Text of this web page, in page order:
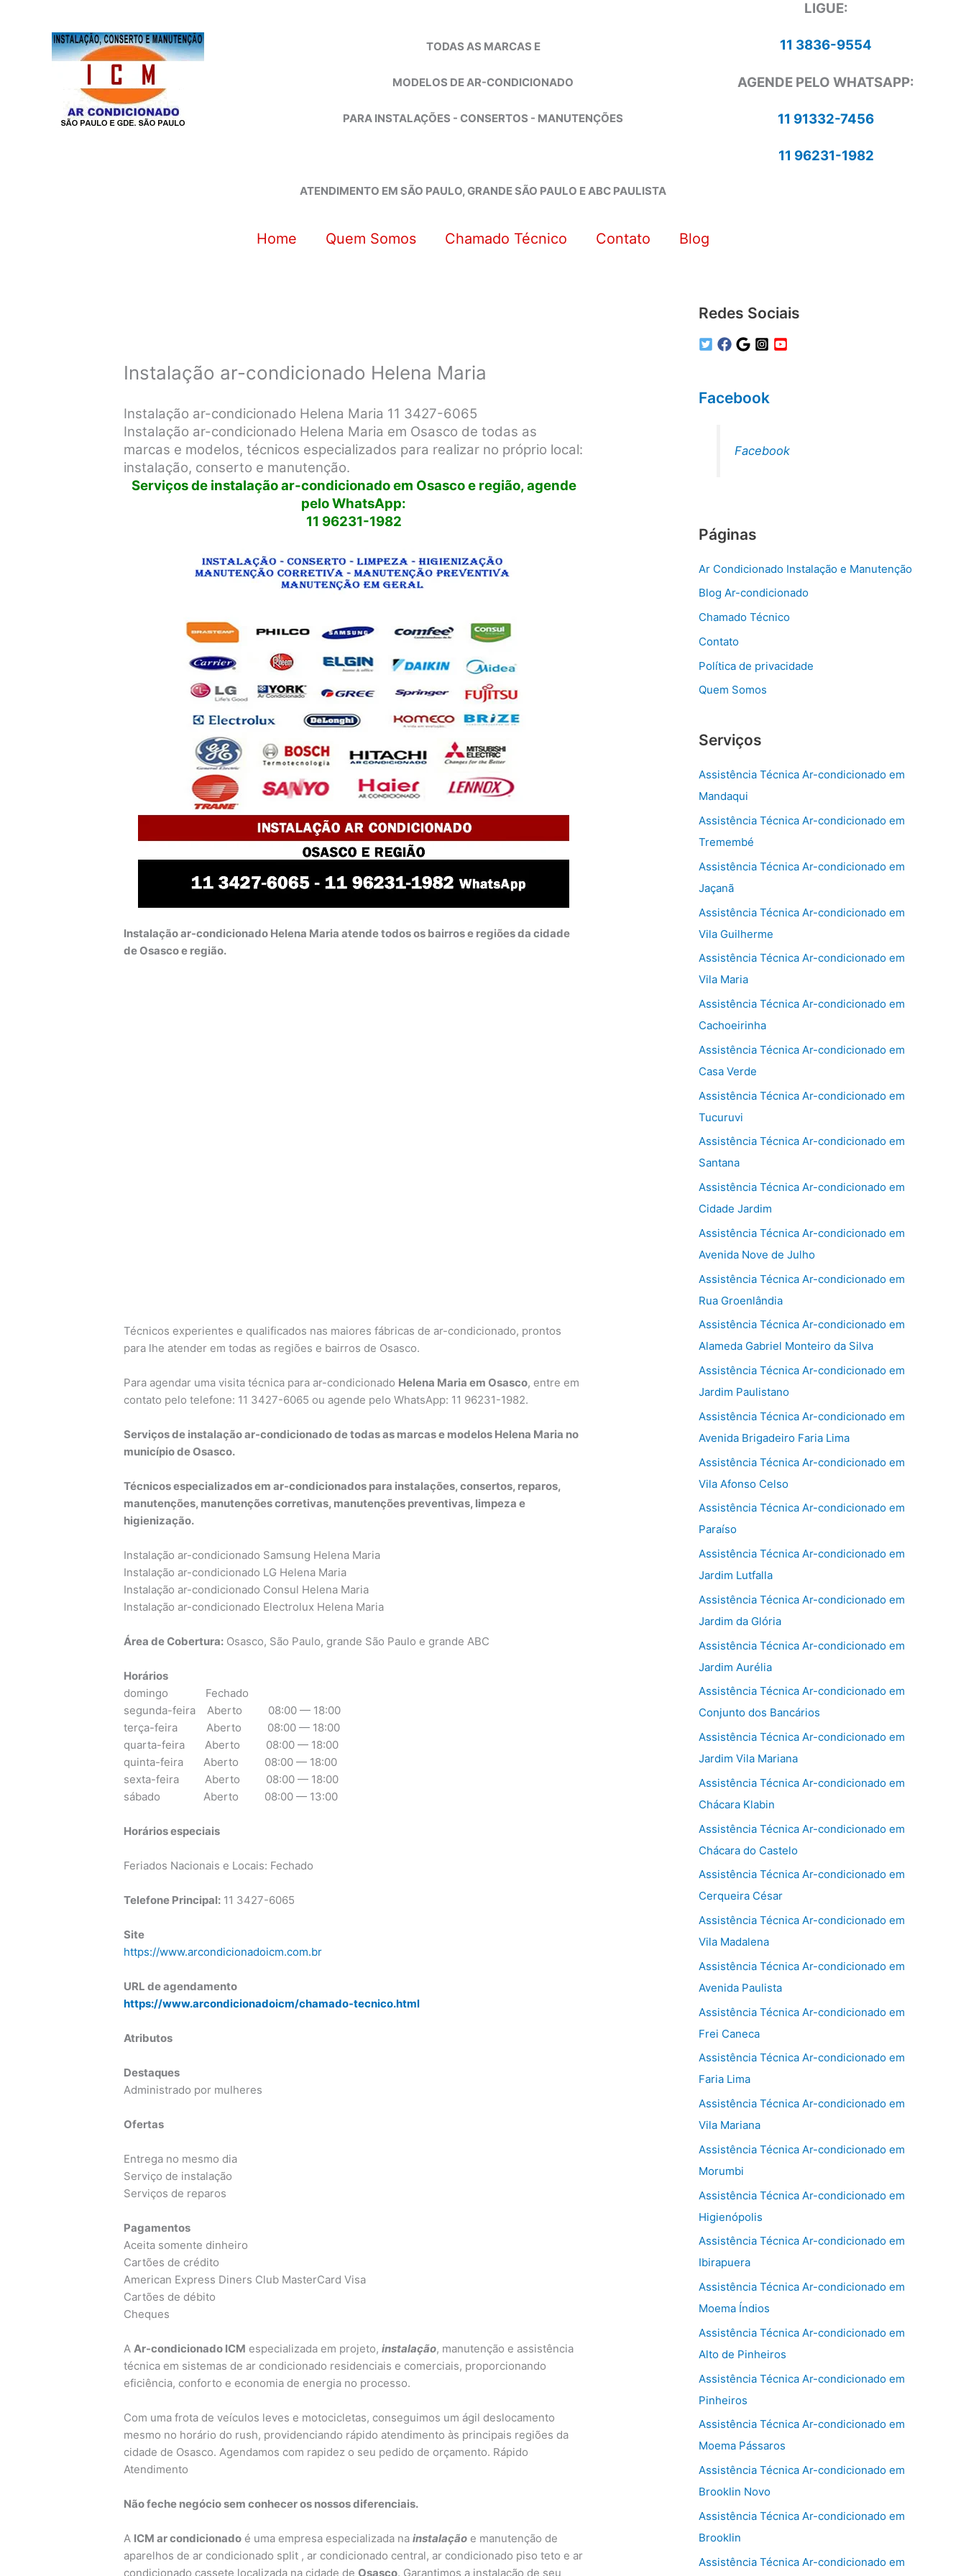
TODAS AS MARCAS E
MODELOS DE AR-CONDICIONADO
PARA INSTALAÇÕES - CONSERTOS - MANUTENÇÕES
LIGUE:
11 3836-9554
AGENDE PELO WHATSAPP:
11 91332-7456
11 96231-1982
ATENDIMENTO EM SÃO PAULO, GRANDE SÃO PAULO E ABC PAULISTA
Home Quem Somos Chamado Técnico Contato Blog
Instalação ar-condicionado Helena Maria
Instalação ar-condicionado Helena Maria 11 3427-6065
Instalação ar-condicionado Helena Maria em Osasco de todas as
marcas e modelos, técnicos especializados para realizar no próprio local:
instalação, conserto e manutenção.
Serviços de instalação ar-condicionado em Osasco e região, agende
pelo WhatsApp:
11 96231-1982
Instalação ar-condicionado Helena Maria atende todos os bairros e regiões da cidade
de Osasco e região.
Técnicos experientes e qualificados nas maiores fábricas de ar-condicionado, prontos
para lhe atender em todas as regiões e bairros de Osasco.
Para agendar uma visita técnica para ar-condicionado Helena Maria em Osasco, entre em
contato pelo telefone: 11 3427-6065 ou agende pelo WhatsApp: 11 96231-1982.
Serviços de instalação ar-condicionado de todas as marcas e modelos Helena Maria no
município de Osasco.
Técnicos especializados em ar-condicionados para instalações, consertos, reparos,
manutenções, manutenções corretivas, manutenções preventivas, limpeza e
higienização.
Instalação ar-condicionado Samsung Helena Maria
Instalação ar-condicionado LG Helena Maria
Instalação ar-condicionado Consul Helena Maria
Instalação ar-condicionado Electrolux Helena Maria
Área de Cobertura: Osasco, São Paulo, grande São Paulo e grande ABC
Horários
domingo Fechado
segunda-feira Aberto 08:00 — 18:00
terça-feira Aberto 08:00 — 18:00
quarta-feira Aberto 08:00 — 18:00
quinta-feira Aberto 08:00 — 18:00
sexta-feira Aberto 08:00 — 18:00
sábado Aberto 08:00 — 13:00
Horários especiais
Feriados Nacionais e Locais: Fechado
Telefone Principal: 11 3427-6065
Site
https://www.arcondicionadoicm.com.br
URL de agendamento
https://www.arcondicionadoicm/chamado-tecnico.html
Atributos
Destaques
Administrado por mulheres
Ofertas
Entrega no mesmo dia
Serviço de instalação
Serviços de reparos
Pagamentos
Aceita somente dinheiro
Cartões de crédito
American Express Diners Club MasterCard Visa
Cartões de débito
Cheques
AAr-condicionado ICM especializada em projeto,instalação, manutenção e assistência
técnica em sistemas de ar condicionado residenciais e comerciais, proporcionando
eficiência, conforto e economia de energia no processo.
Com uma frota de veículos leves e motocicletas, conseguimos um ágil deslocamento
mesmo no horário do rush, providenciando rápido atendimento às principais regiões da
cidade de Osasco. Agendamos com rapidez o seu pedido de orçamento. Rápido
Atendimento
Não feche negócio sem conhecer os nossos diferenciais.
A ICM ar condicionado é uma empresa especializada nainstalação e manutenção de
aparelhos de ar condicionado split , ar condicionado central, ar condicionado piso teto e ar
condicionado cassete localizada na cidade deOsasco. Garantimos a instalação de seu
Redes Sociais
Facebook
Facebook
Páginas
Ar Condicionado Instalação e Manutenção
Blog Ar-condicionado
Chamado Técnico
Contato
Política de privacidade
Quem Somos
Serviços
Assistência Técnica Ar-condicionado em
Mandaqui
Assistência Técnica Ar-condicionado em
Tremembé
Assistência Técnica Ar-condicionado em
Jaçanã
Assistência Técnica Ar-condicionado em
Vila Guilherme
Assistência Técnica Ar-condicionado em
Vila Maria
Assistência Técnica Ar-condicionado em
Cachoeirinha
Assistência Técnica Ar-condicionado em
Casa Verde
Assistência Técnica Ar-condicionado em
Tucuruvi
Assistência Técnica Ar-condicionado em
Santana
Assistência Técnica Ar-condicionado em
Cidade Jardim
Assistência Técnica Ar-condicionado em
Avenida Nove de Julho
Assistência Técnica Ar-condicionado em
Rua Groenlândia
Assistência Técnica Ar-condicionado em
Alameda Gabriel Monteiro da Silva
Assistência Técnica Ar-condicionado em
Jardim Paulistano
Assistência Técnica Ar-condicionado em
Avenida Brigadeiro Faria Lima
Assistência Técnica Ar-condicionado em
Vila Afonso Celso
Assistência Técnica Ar-condicionado em
Paraíso
Assistência Técnica Ar-condicionado em
Jardim Lutfalla
Assistência Técnica Ar-condicionado em
Jardim da Glória
Assistência Técnica Ar-condicionado em
Jardim Aurélia
Assistência Técnica Ar-condicionado em
Conjunto dos Bancários
Assistência Técnica Ar-condicionado em
Jardim Vila Mariana
Assistência Técnica Ar-condicionado em
Chácara Klabin
Assistência Técnica Ar-condicionado em
Chácara do Castelo
Assistência Técnica Ar-condicionado em
Cerqueira César
Assistência Técnica Ar-condicionado em
Vila Madalena
Assistência Técnica Ar-condicionado em
Avenida Paulista
Assistência Técnica Ar-condicionado em
Frei Caneca
Assistência Técnica Ar-condicionado em
Faria Lima
Assistência Técnica Ar-condicionado em
Vila Mariana
Assistência Técnica Ar-condicionado em
Morumbi
Assistência Técnica Ar-condicionado em
Higienópolis
Assistência Técnica Ar-condicionado em
Ibirapuera
Assistência Técnica Ar-condicionado em
Moema Índios
Assistência Técnica Ar-condicionado em
Alto de Pinheiros
Assistência Técnica Ar-condicionado em
Pinheiros
Assistência Técnica Ar-condicionado em
Moema Pássaros
Assistência Técnica Ar-condicionado em
Brooklin Novo
Assistência Técnica Ar-condicionado em
Brooklin
Assistência Técnica Ar-condicionado em